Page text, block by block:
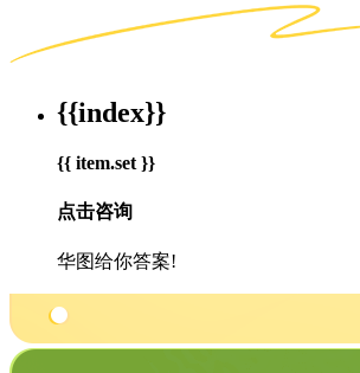
{{index}}
{{ item.set }}
点击咨询
华图给你答案!